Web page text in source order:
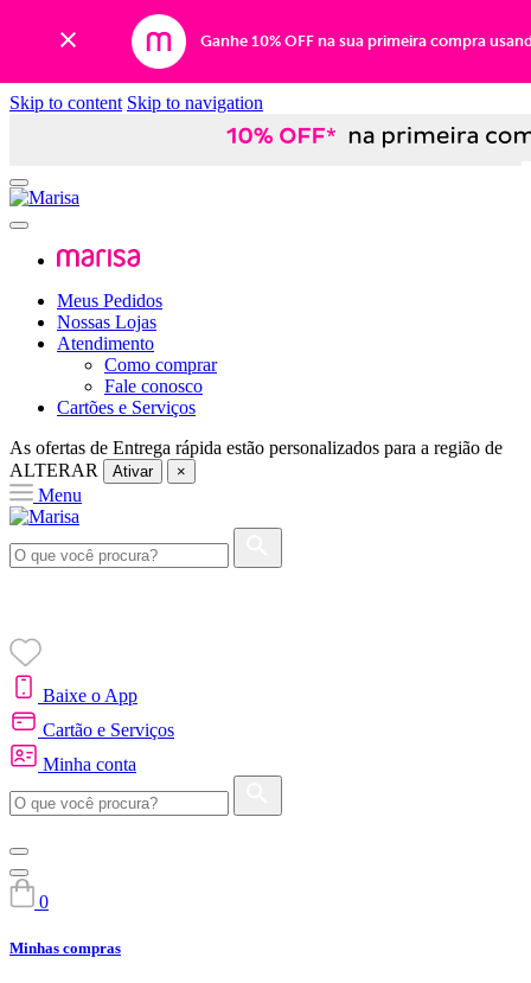
Ganhe 10% OFF na sua primeira compra
Skip to content Skip to navigation
Meus Pedidos
Nossas Lojas
Atendimento
Como comprar
Fale conosco
Cartões e Serviços
As ofertas de Entrega rápida estão personalizados para a região de
ALTERAR
Ativar ×
Menu
Baixe o App
Cartão e Serviços
Minha conta
0
Minhas compras